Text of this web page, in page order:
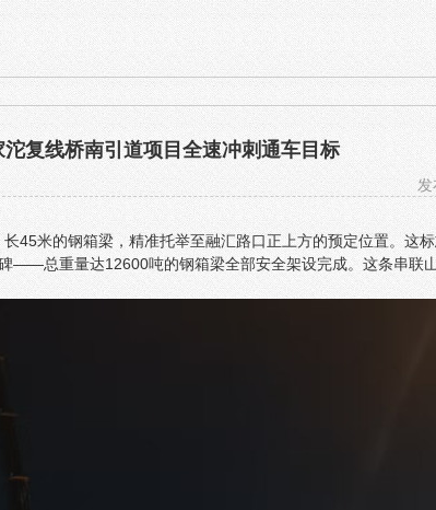
复线桥南引道项目全速冲刺通车目标
45米的钢箱梁，精准托举至融汇路口正上方的预定位置。这
——总重量达12600吨的钢箱梁全部安全架设完成。这条串联